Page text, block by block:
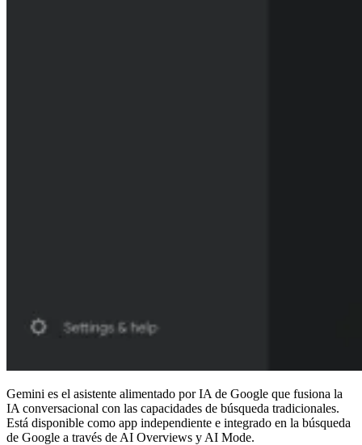
Gemini es el asistente alimentado por IA de Google que fusiona la
IA conversacional con las capacidades de búsqueda tradicionales.
Está disponible como app independiente e integrado en la búsqueda
de Google a través de AI Overviews y AI Mode.